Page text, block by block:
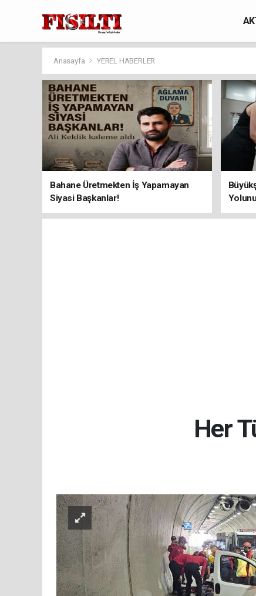
Anasayfa YEREL HABERLER
Bahane Üretmekten İş Yapamayan
Siyasi Başkanlar!
Her